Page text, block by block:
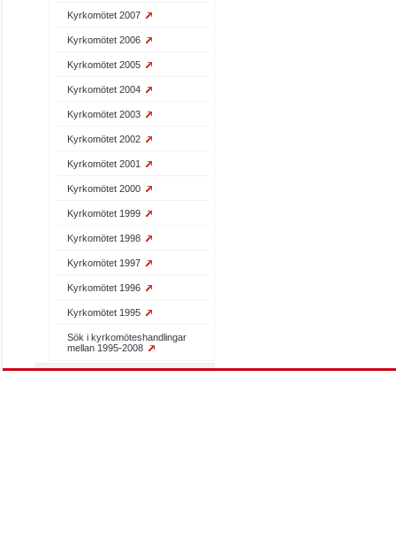
Kyrkomötet 2007
Kyrkomötet 2006
Kyrkomötet 2005
Kyrkomötet 2004
Kyrkomötet 2003
Kyrkomötet 2002
Kyrkomötet 2001
Kyrkomötet 2000
Kyrkomötet 1999
Kyrkomötet 1998
Kyrkomötet 1997
Kyrkomötet 1996
Kyrkomötet 1995
Sök i kyrkomöteshandlingar
mellan 1995-2008